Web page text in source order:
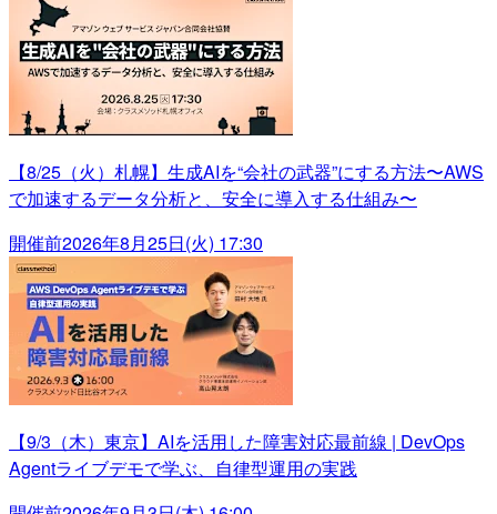
【8/25（火）札幌】生成AIを“会社の武器”にする方法〜AWS
で加速するデータ分析と、安全に導入する仕組み〜
開催前2026年8月25日(火) 17:30
【9/3（木）東京】AIを活用した障害対応最前線 | DevOps
Agentライブデモで学ぶ、自律型運用の実践